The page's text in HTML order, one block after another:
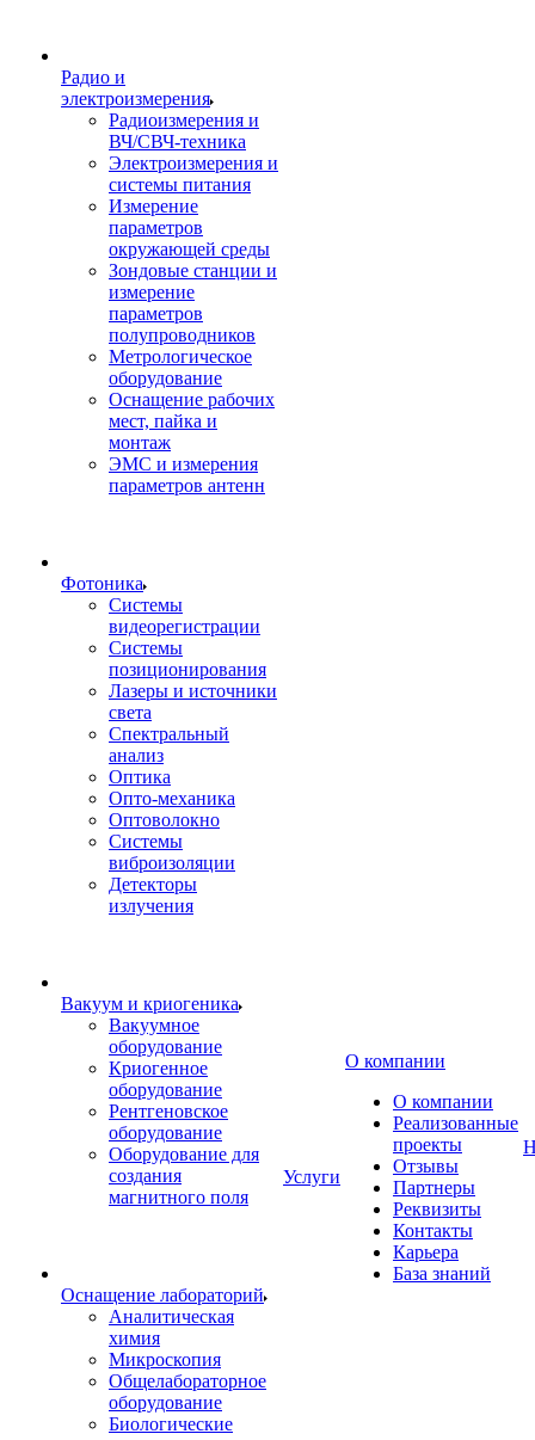
Радио и
электроизмерения
Радиоизмерения и
ВЧ/СВЧ-техника
Электроизмерения и
системы питания
Измерение
параметров
окружающей среды
Зондовые станции и
измерение
параметров
полупроводников
Метрологическое
оборудование
Оснащение рабочих
мест, пайка и
монтаж
ЭМС и измерения
параметров антенн
Фотоника
Cистемы
видеорегистрации
Системы
позиционирования
Лазеры и источники
света
Спектральный
анализ
Оптика
Опто-механика
Оптоволокно
Системы
виброизоляции
Детекторы
излучения
Вакуум и криогеника
Вакуумное
оборудование
Криогенное
оборудование
Рентгеновское
оборудование
Оборудование для
создания
магнитного поля
Оснащение лабораторий
Аналитическая
химия
Микроскопия
Общелабораторное
оборудование
Биологические
Услуги
О компании
О компании
Реализованные
проекты
Отзывы
Партнеры
Реквизиты
Контакты
Карьера
База знаний